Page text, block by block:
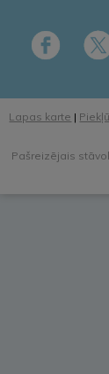
Lapas karte |
Pašreizējais